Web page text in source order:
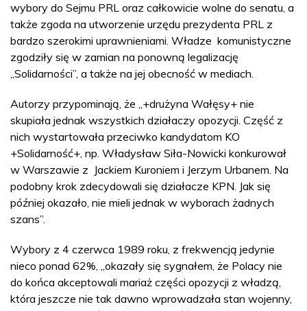
wybory do Sejmu PRL oraz całkowicie wolne do senatu, a
także zgoda na utworzenie urzędu prezydenta PRL z
bardzo szerokimi uprawnieniami. Władze komunistyczne
zgodziły się w zamian na ponowną legalizację
„Solidarności”, a także na jej obecność w mediach.
Autorzy przypominają, że „+drużyna Wałęsy+ nie
skupiała jednak wszystkich działaczy opozycji. Część z
nich wystartowała przeciwko kandydatom KO
+Solidarność+, np. Władysław Siła-Nowicki konkurował
w Warszawie z Jackiem Kuroniem i Jerzym Urbanem. Na
podobny krok zdecydowali się działacze KPN. Jak się
później okazało, nie mieli jednak w wyborach żadnych
szans”.
Wybory z 4 czerwca 1989 roku, z frekwencją jedynie
nieco ponad 62%, „okazały się sygnałem, że Polacy nie
do końca akceptowali mariaż części opozycji z władzą,
która jeszcze nie tak dawno wprowadzała stan wojenny,